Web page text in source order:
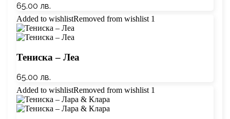
65.00 лв.
Added to wishlistRemoved from wishlist 1
Тениска – Леа
65.00 лв.
Added to wishlistRemoved from wishlist 1